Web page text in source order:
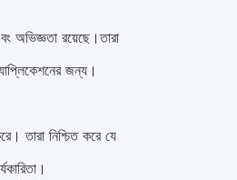
অভিজ্ঞতা রয়েছে।তারা
জন্য।
তারা নিশ্চিত করে যে